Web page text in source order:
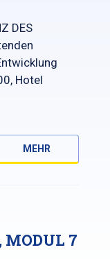
DES
Hotel
MEHR
MODUL 7